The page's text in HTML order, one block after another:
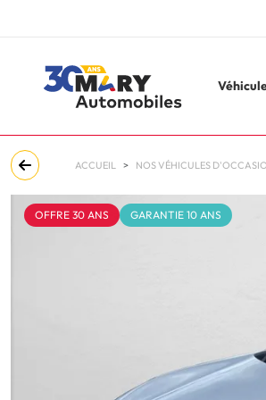
ACCUEIL NOS VÉHICULES
OFFRE 30 ANS GARANTIE 10 ANS